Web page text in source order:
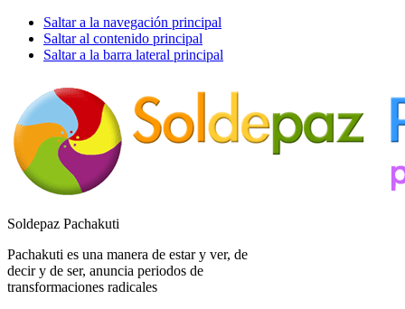
Saltar a la navegación principal
Saltar al contenido principal
Saltar a la barra lateral principal
Soldepaz Pachakuti
Pachakuti es una manera de estar y ver, de
decir y de ser, anuncia periodos de
transformaciones radicales